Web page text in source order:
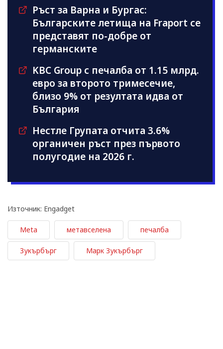
Ръст за Варна и Бургас:
Българските летища на Fraport се
представят по-добре от
германските
KBC Group с печалба от 1.15 млрд.
евро за второто тримесечие,
близо 9% от резултата идва от
България
Нестле Групата отчита 3.6%
органичен ръст през първото
полугодие на 2026 г.
Източник: Engadget
Meta метавселена печалба
Зукърбърг Марк Зукърбърг